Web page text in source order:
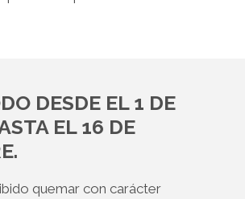
DESDE EL 1 DE
EL 16 DE
quemar con carácter